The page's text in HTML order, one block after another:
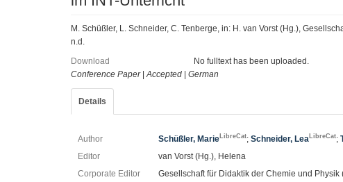
M. Schüßler, L. Schneider, C. Tenberge, in: H. van Vorst (Hg.),
n.d.
Download
No fulltext has been uploaded.
Conference Paper|Accepted German
Details
Author Schüßler, MarieLibreCat;Schneider, LeaLibreCat;
Editor
van Vorst (Hg.), Helena
Corporate Editor
Gesellschaft für Didaktik der Chemie und Physik